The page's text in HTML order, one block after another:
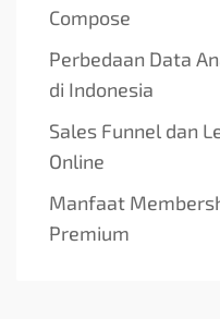
Compose
Perbedaan Data
di Indonesia
Sales Funnel dan
Online
Manfaat
Premium